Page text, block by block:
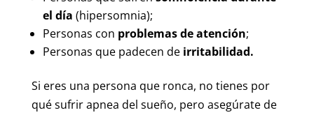
el día (hipersomnia);
Personas con problemas de atención;
Personas que padecen de irritabilidad.
Si eres una persona que ronca, no tienes por
qué sufrir apnea del sueño, pero asegúrate de